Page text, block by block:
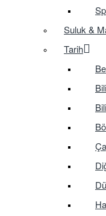
Suluk &
Tarih